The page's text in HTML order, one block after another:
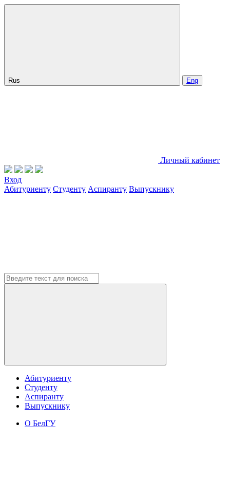
Rus Eng
Личный кабинет
Вход
Абитуриенту Студенту Аспиранту Выпускнику
Абитуриенту
Студенту
Аспиранту
Выпускнику
О БелГУ